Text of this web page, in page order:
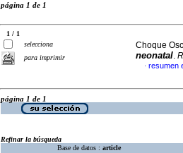
página 1 de 1
1 / 1
selecciona
para imprimir
Choque
neonatal.
· resumen
página 1 de 1
Refinar la búsqueda
Base de datos : article